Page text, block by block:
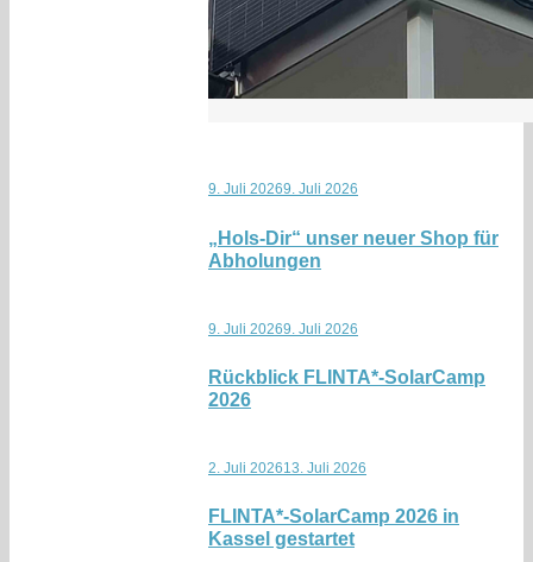
9. Juli 20269. Juli 2026
„Hols-Dir“ unser neuer Shop für
Abholungen
9. Juli 20269. Juli 2026
Rückblick FLINTA*-SolarCamp
2026
2. Juli 202613. Juli 2026
FLINTA*-SolarCamp 2026 in
Kassel gestartet